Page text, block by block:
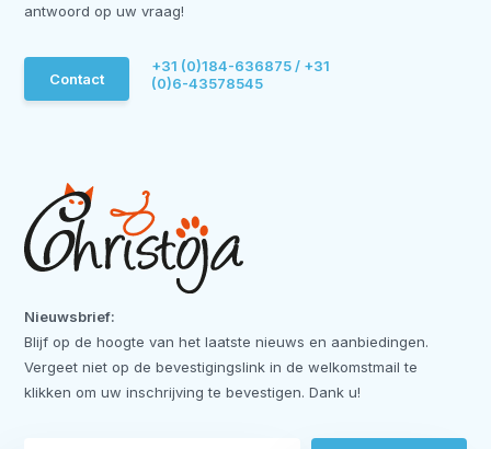
antwoord op uw vraag!
Contact
+31 (0)184-636875 / +31
(0)6-43578545
Nieuwsbrief:
Blijf op de hoogte van het laatste nieuws en aanbiedingen.
Vergeet niet op de bevestigingslink in de welkomstmail te
klikken om uw inschrijving te bevestigen. Dank u!